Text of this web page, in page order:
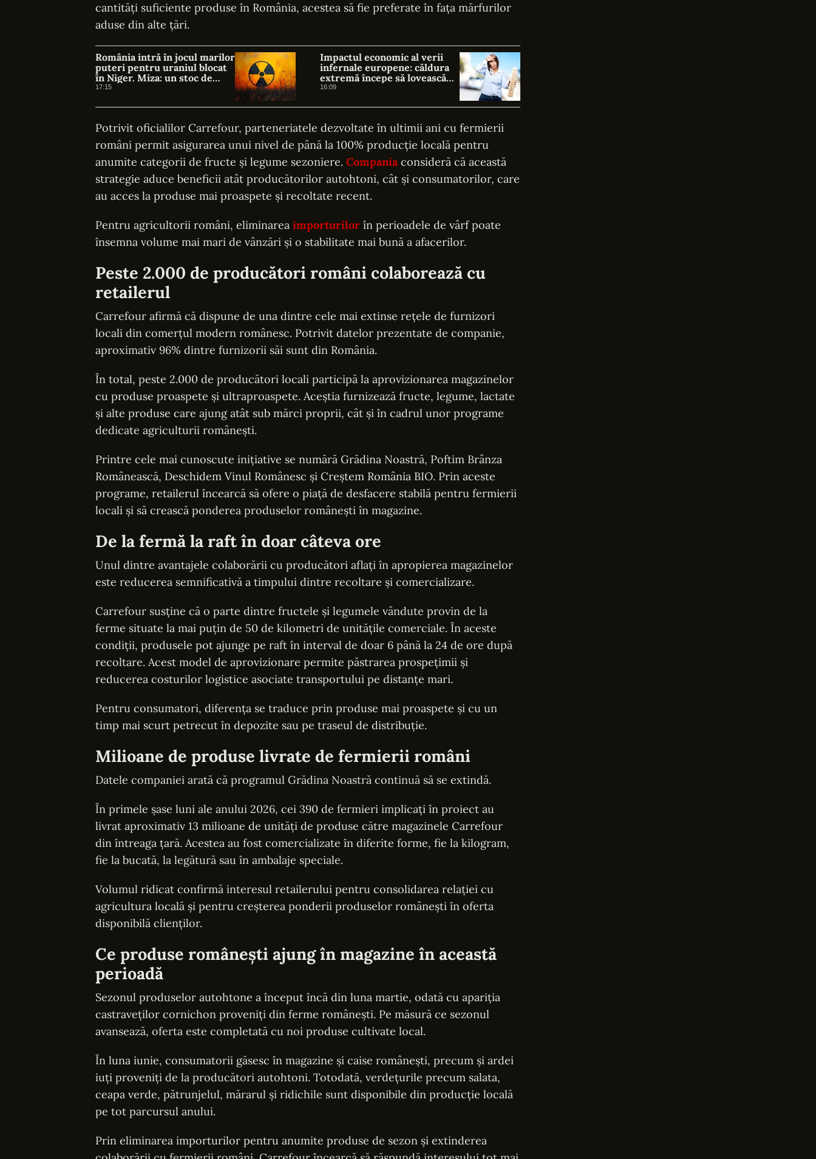
cantități suficiente produse în România, acestea să fie preferate în fața mărfurilor
aduse din alte țări.
România intră în jocul marilor
puteri pentru uraniul blocat
în Niger. Miza: un stoc de
peste 1.000 de tone
17:15
Impactul economic al verii
infernale europene: căldura
extremă începe să lovească
direct economia
16:09
Potrivit oficialilor Carrefour, parteneriatele dezvoltate în ultimii ani cu fermierii
români permit asigurarea unui nivel de până la 100% producție locală pentru
anumite categorii de fructe și legume sezoniere. Companiaconsideră că această
strategie aduce beneficii atât producătorilor autohtoni, cât și consumatorilor, care
au acces la produse mai proaspete și recoltate recent.
Pentru agricultorii români, eliminarea importurilor în perioadele de vârf poate
însemna volume mai mari de vânzări și o stabilitate mai bună a afacerilor.
Peste 2.000 de producători români colaborează cu
retailerul
Carrefour afirmă că dispune de una dintre cele mai extinse rețele de furnizori
locali din comerțul modern românesc. Potrivit datelor prezentate de companie,
aproximativ 96% dintre furnizorii săi sunt din România.
În total, peste 2.000 de producători locali participă la aprovizionarea magazinelor
cu produse proaspete și ultraproaspete. Aceștia furnizează fructe, legume, lactate
și alte produse care ajung atât sub mărci proprii, cât și în cadrul unor programe
dedicate agriculturii românești.
Printre cele mai cunoscute inițiative se numără Grădina Noastră, Poftim Brânza
Românească, Deschidem Vinul Românesc și Creștem România BIO. Prin aceste
programe, retailerul încearcă să ofere o piață de desfacere stabilă pentru fermierii
locali și să crească ponderea produselor românești în magazine.
De la fermă la raft în doar câteva ore
Unul dintre avantajele colaborării cu producători aflați în apropierea magazinelor
este reducerea semnificativă a timpului dintre recoltare și comercializare.
Carrefour susține că o parte dintre fructele și legumele vândute provin de la
ferme situate la mai puțin de 50 de kilometri de unitățile comerciale. În aceste
condiții, produsele pot ajunge pe raft în interval de doar 6 până la 24 de ore după
recoltare. Acest model de aprovizionare permite păstrarea prospețimii și
reducerea costurilor logistice asociate transportului pe distanțe mari.
Pentru consumatori, diferența se traduce prin produse mai proaspete și cu un
timp mai scurt petrecut în depozite sau pe traseul de distribuție.
Milioane de produse livrate de fermierii români
Datele companiei arată că programul Grădina Noastră continuă să se extindă.
În primele șase luni ale anului 2026, cei 390 de fermieri implicați în proiect au
livrat aproximativ 13 milioane de unități de produse către magazinele Carrefour
din întreaga țară. Acestea au fost comercializate în diferite forme, fie la kilogram,
fie la bucată, la legătură sau în ambalaje speciale.
Volumul ridicat confirmă interesul retailerului pentru consolidarea relației cu
agricultura locală și pentru creșterea ponderii produselor românești în oferta
disponibilă clienților.
Ce produse românești ajung în magazine în această
perioadă
Sezonul produselor autohtone a început încă din luna martie, odată cu apariția
castraveților cornichon proveniți din ferme românești. Pe măsură ce sezonul
avansează, oferta este completată cu noi produse cultivate local.
În luna iunie, consumatorii găsesc în magazine și caise românești, precum și ardei
iuți proveniți de la producători autohtoni. Totodată, verdețurile precum salata,
ceapa verde, pătrunjelul, mărarul și ridichile sunt disponibile din producție locală
pe tot parcursul anului.
Prin eliminarea importurilor pentru anumite produse de sezon și extinderea